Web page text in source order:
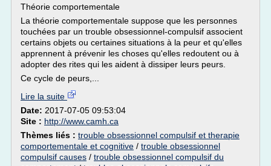
Théorie comportementale
La théorie comportementale suppose que les personnes
touchées par un trouble obsessionnel-compulsif associent
certains objets ou certaines situations à la peur et qu'elles
apprennent à prévenir les choses qu'elles redoutent ou à
adopter des rites qui les aident à dissiper leurs peurs.
Ce cycle de peurs,...
Lire la suite
Date: 2017-07-05 09:53:04
Site : http://www.camh.ca
Thèmes liés : trouble obsessionnel compulsif et therapie
comportementale et cognitive / trouble obsessionnel
compulsif causes / trouble obsessionnel compulsif du